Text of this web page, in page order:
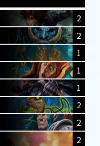
2
2
1
1
1
2
2
2